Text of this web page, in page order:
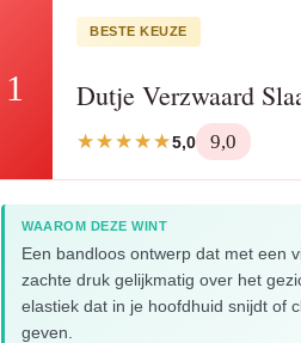
1
BESTE KEUZE
Dutje Verzwaard
5,0 9,0
WAAROM DEZE WINT
Een bandloos ontwerp dat met een
zachte druk gelijkmatig over het
elastiek dat in je hoofdhuid snijdt of
geven.